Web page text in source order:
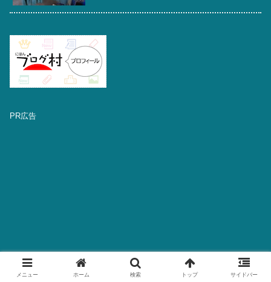
PR広告
メニュー ホーム 検索 トップ サイドバー